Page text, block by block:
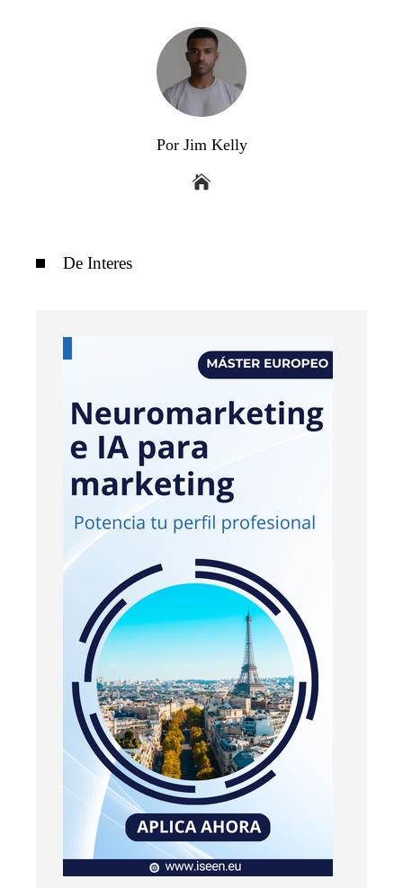
Por Jim Kelly
De Interes